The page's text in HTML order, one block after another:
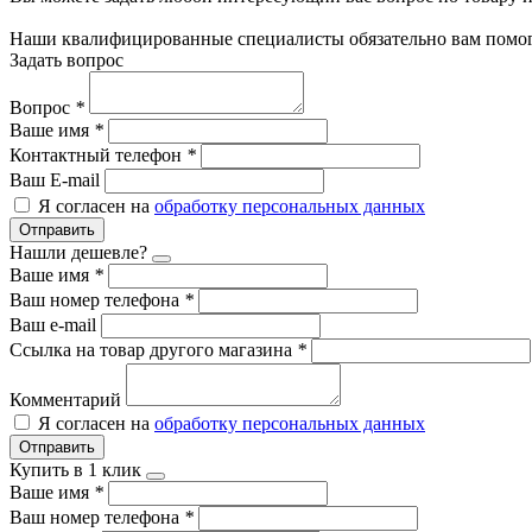
Наши квалифицированные специалисты обязательно вам
Задать вопрос
Вопрос *
Ваше имя *
Контактный телефон *
Ваш E-mail
Я согласен на обработку персональных данных
Отправить
Нашли дешевле?
Ваше имя *
Ваш номер телефона *
Ваш e-mail
Ссылка на товар другого магазина *
Комментарий
Я согласен на обработку персональных данных
Отправить
Купить в 1 клик
Ваше имя *
Ваш номер телефона *